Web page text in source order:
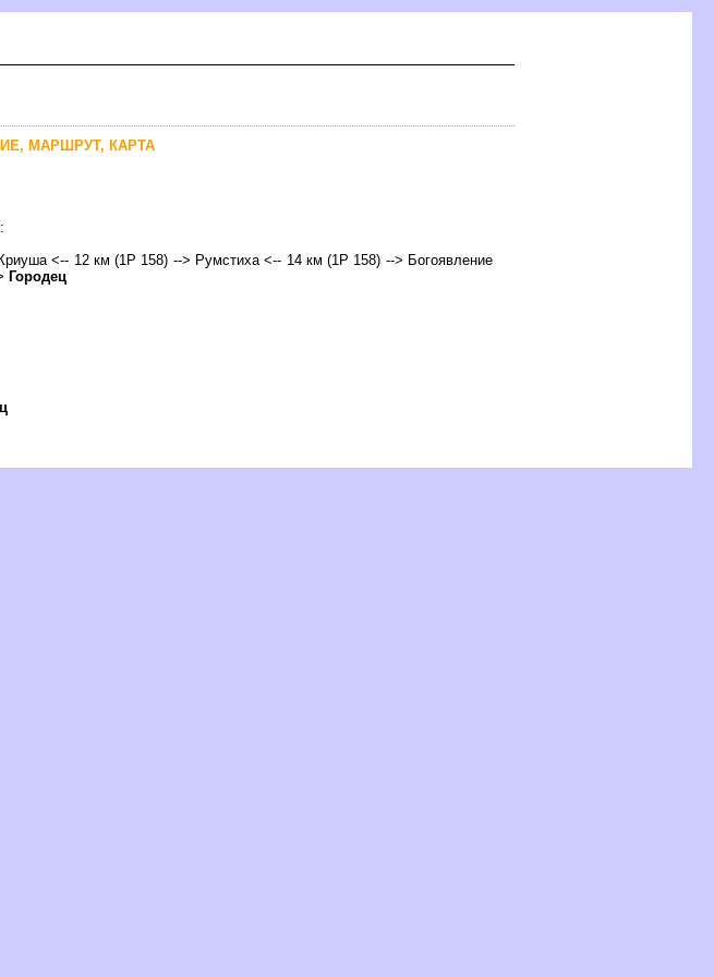
МАРШРУТ, КАРТА
:
<-- 12 км (1Р 158) --> Румстиха <-- 14 км (1Р 158) --> Богоявление
Городец